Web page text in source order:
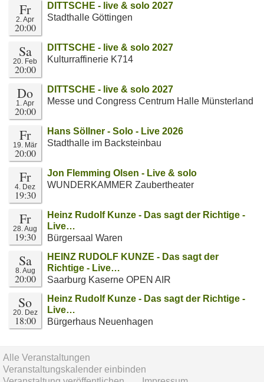
Fr
2. Apr
20:00
DITTSCHE - live & solo 2027
Stadthalle Göttingen
Sa
20. Feb
20:00
DITTSCHE - live & solo 2027
Kulturraffinerie K714
Do
1. Apr
20:00
DITTSCHE - live & solo 2027
Messe und Congress Centrum Halle Münsterland
Fr
19. Mär
20:00
Hans Söllner - Solo - Live 2026
Stadthalle im Backsteinbau
Fr
4. Dez
19:30
Jon Flemming Olsen - Live & solo
WUNDERKAMMER Zaubertheater
Fr
28. Aug
19:30
Heinz Rudolf Kunze - Das sagt der Richtige -
Live…
Bürgersaal Waren
Sa
8. Aug
20:00
HEINZ RUDOLF KUNZE - Das sagt der
Richtige - Live…
Saarburg Kaserne OPEN AIR
So
20. Dez
18:00
Heinz Rudolf Kunze - Das sagt der Richtige -
Live…
Bürgerhaus Neuenhagen
Alle Veranstaltungen
Veranstaltungskalender einbinden